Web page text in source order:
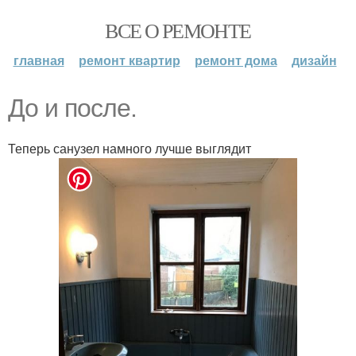
ВСЕ О РЕМОНТЕ
главная ремонт квартир ремонт дома дизайн
До и после.
Теперь санузел намного лучше выглядит